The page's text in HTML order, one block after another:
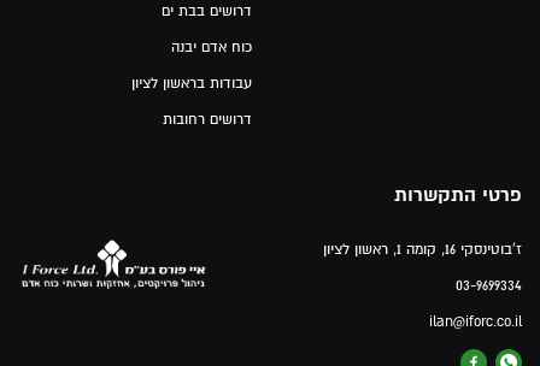
דרושים בבת ים
כוח אדם יבנה
עבודות בראשון לציון
דרושים רחובות
פרטי התקשרות
ז'בוטינסקי 16, קומה 1, ראשון לציון
03-9699334
ilan@iforc.co.il